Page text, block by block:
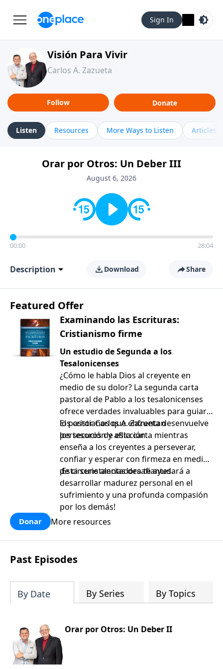
Sign In
Visión Para Vivir
Carlos A. Zazueta
Follow Donate
Listen Resources More Ways to Listen Articles
Orar por Otros: Un Deber III
August 6, 2026
00:00 28:04
Description Download Share
Featured Offer
Examinando las Escrituras:
Cristianismo firme
Un estudio de Segunda a los
Tesalonicenses
¿Cómo le habla Dios al creyente en
medio de su dolor? La segunda carta
pastoral de Pablo a los tesalonicenses
ofrece verdades invaluables para guiar a
los cristianos que enfrentan
persecución y aflicción.
El pastor Carlos A. Zazueta desenvuelve
los tesoros de esta carta mientras
enseña a los creyentes a perseverar,
confiar y esperar con firmeza en medio
de circunstancias desafiantes.
¡Esta serie alentadora te ayudará a
desarrollar madurez personal en el
sufrimiento y una profunda compasión
por los demás!
Donar More resources
Past Episodes
By Date By Series By Topics
Orar por Otros: Un Deber II